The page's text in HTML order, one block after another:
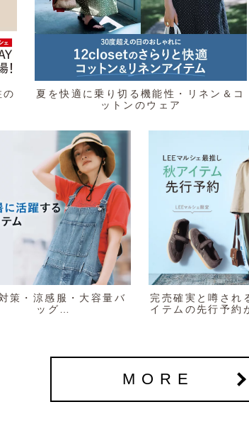
の
夏を快適に乗り切る機能性・リネン＆コ
ットンのウェア
策・涼感服・大容量バ
ッグ…
完売確実と噂され
イテムの先行予約
MORE